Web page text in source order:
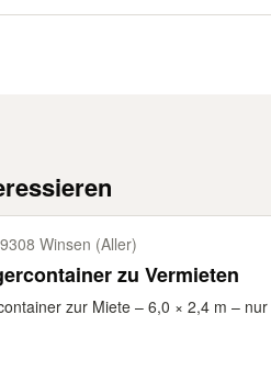
Winsen (Aller)
zu Vermieten
zur Miete – 6,0 × 2,4 m –